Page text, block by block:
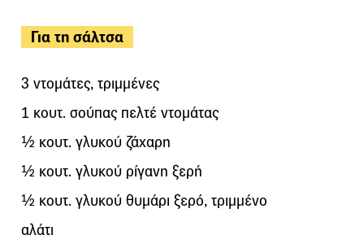
Για τη σάλτσα
3 ντομάτες, τριμμένες
1 κουτ. σούπας πελτέ ντομάτας
½ κουτ. γλυκού ζάχαρη
½ κουτ. γλυκού ρίγανη ξερή
½ κουτ. γλυκού θυμάρι ξερό, τριμμένο
αλάτι